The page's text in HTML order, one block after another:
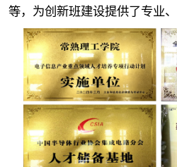
等，为创新班建设提供了专业